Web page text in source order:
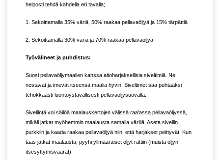
helposti tehdä kahdella eri tavalla;
1. Sekoittamalla 35% väriä, 50% raakaa pellavaöljyä ja 15% tärpättiä
2. Sekoittamalla 30% väriä ja 70% raakaa pellavaöljyä
Työvälineet ja puhdistus:
Suosi pellavaöljymaalien kanssa aitoharjaksellisia siveltimiä. Ne
nostavat ja imevät itseensä maalia hyvin. Siveltimet saa puhtaaksi
tehokkaasti luontoystävällisesti pellavaöljysuovalla.
Sivellintä voi säilöä maalauskertojen välissä raa’assa pellavaöljyssä,
mikäli jatkat myöhemmin maalausta samalla värillä. Aseta sivellin
purkkiin ja kaada raakaa pellavaöljyä niin, että harjakset peittyvät. Kun
taas jatkat maalausta, pyyhi ylimääräiset öljyt rättiin (muista öljyn
itsesyttymisvaara!).